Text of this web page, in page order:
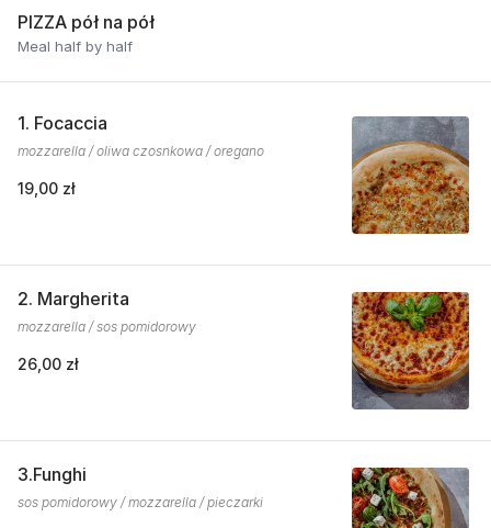
PIZZA pół na pół
Meal half by half
1. Focaccia
mozzarella / oliwa czosnkowa / oregano
19,00 zł
2. Margherita
mozzarella / sos pomidorowy
26,00 zł
3.Funghi
sos pomidorowy / mozzarella / pieczarki